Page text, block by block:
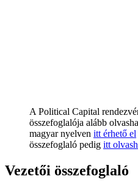
A Political Capital
összefoglalója alább
magyar nyelven itt érhető el
összefoglaló pedig itt
Vezetői összefoglaló